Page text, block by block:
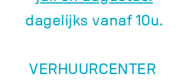
dagelijks vanaf 10u.
VERHUURCENTER